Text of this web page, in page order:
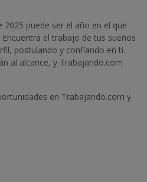
puede ser el año en el que
el trabajo de tus sueños
postulando y confiando en ti.
al alcance, y Trabajando.com
en Trabajando.com y